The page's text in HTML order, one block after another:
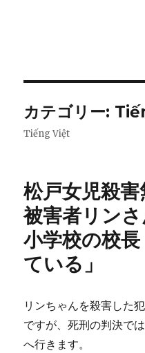
カテゴリー:
Tiếng Việt
松戸女児殺
被害者リン
小学校の校
ている」
リンちゃんを殺害した
ですが、死刑の判決で
へ行きます。